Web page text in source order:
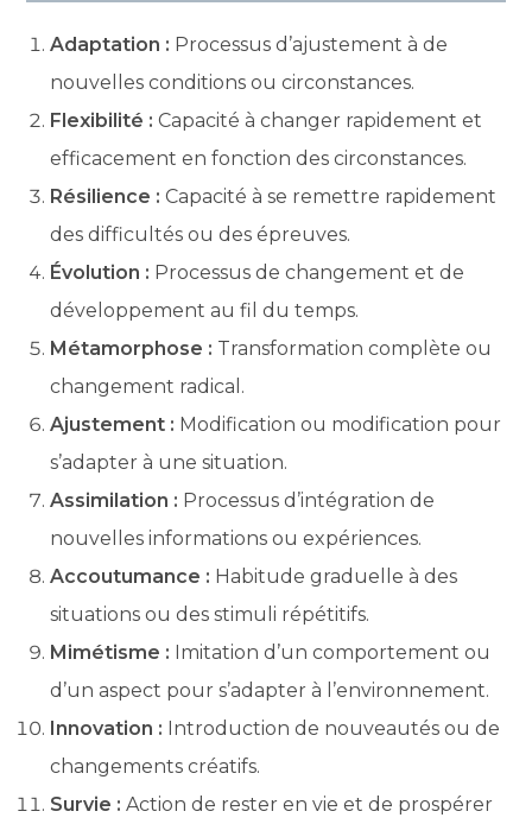
Adaptation : Processus d’ajustement à de
nouvelles conditions ou circonstances.
Flexibilité : Capacité à changer rapidement et
efficacement en fonction des circonstances.
Résilience : Capacité à se remettre rapidement
des difficultés ou des épreuves.
Évolution : Processus de changement et de
développement au fil du temps.
Métamorphose : Transformation complète ou
changement radical.
Ajustement : Modification ou modification pour
s’adapter à une situation.
Assimilation : Processus d’intégration de
nouvelles informations ou expériences.
Accoutumance : Habitude graduelle à des
situations ou des stimuli répétitifs.
Mimétisme : Imitation d’un comportement ou
d’un aspect pour s’adapter à l’environnement.
Innovation : Introduction de nouveautés ou de
changements créatifs.
Survie : Action de rester en vie et de prospérer